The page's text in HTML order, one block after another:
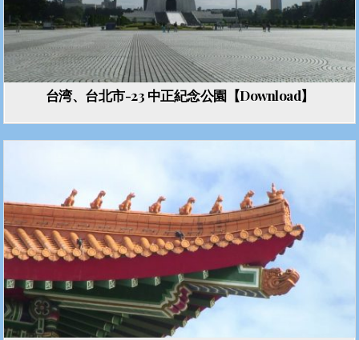
台湾、台北市-23 中正紀念公園【Download】